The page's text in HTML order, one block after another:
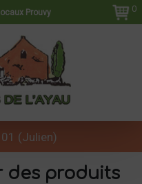
Prouvy 0
(Julien)
des produits